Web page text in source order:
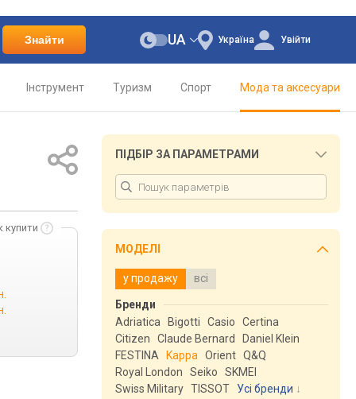
Знайти Україна
UA Увійти
Інструмент Туризм Спорт Мода та аксесуари
купити
ПІДБІР ЗА ПАРАМЕТРАМИ
МОДЕЛІ
у продажу всі
Бренди
Adriatica
Bigotti Casio
Certina
Citizen
Claude Bernard
Daniel Klein
FESTINA
Kappa Orient Q&Q
Royal London
Seiko
SKMEI
Swiss Military TISSOT
Усі бренди